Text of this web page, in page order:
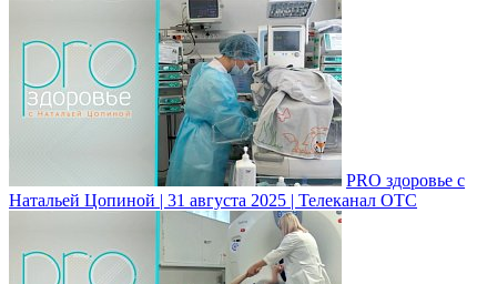
PRO здоровье с
Натальей Цопиной | 31 августа 2025 | Телеканал ОТС